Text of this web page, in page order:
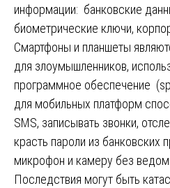
информации: банковские
биометрические ключи,
Смартфоны и планшеты
для злоумышленников,
программное обеспечение
для мобильных платформ
SMS, записывать звонки,
красть пароли из банковских
микрофон и камеру без
Последствия могут быть